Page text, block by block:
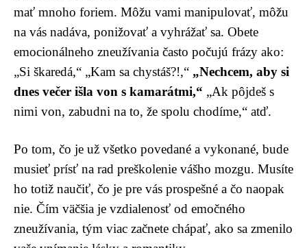
mať mnoho foriem. Môžu vami manipulovať, môžu
na vás nadáva, ponižovať a vyhrážať sa. Obete
emocionálneho zneužívania často počujú frázy ako:
„Si škaredá,“ „Kam sa chystáš?!,“ „Nechcem, aby si
dnes večer išla von s kamarátmi,“ „Ak pôjdeš s
nimi von, zabudni na to, že spolu chodíme,“ atď.
Po tom, čo je už všetko povedané a vykonané, bude
musieť prísť na rad preškolenie vášho mozgu. Musíte
ho totiž naučiť, čo je pre vás prospešné a čo naopak
nie. Čím väčšia je vzdialenosť od emočného
zneužívania, tým viac začnete chápať, ako sa zmenilo